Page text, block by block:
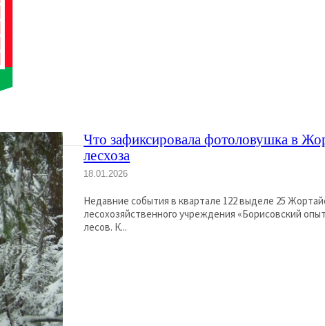
Что зафиксировала фотоловушка в
лесхоза
18.01.2026
Недавние события в квартале 122 выделе 25
лесохозяйственного учреждения «Борисовский
лесов. К...